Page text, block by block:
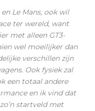
Le Mans, ook wil
ter wereld, want
met alleen GT3-
wel moeilijker dan
verschillen zijn
Ook fysiek zal
een totaal andere
en ik vind dat
startveld met